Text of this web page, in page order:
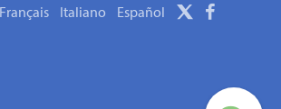
Français Italiano Español